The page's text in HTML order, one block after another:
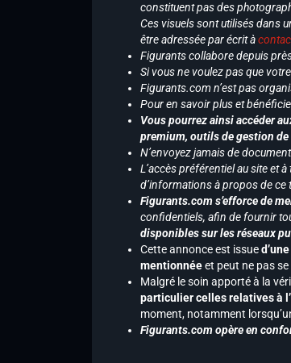
constituent pas des
Ces visuels sont utilisés dans
être adressée par écrit à
Figurants collabore depuis
Si vous ne voulez pas que
Figurants.com n’est pas
Pour en savoir plus et
Vous pourrez ainsi accéder
premium, outils de gestion
N’envoyez jamais de
L’accès préférentiel au site et
d’informations à propos de
Figurants.com s’efforce de
confidentiels, afin de fournir
disponibles sur les réseaux
Cette annonce est issue
mentionnéeet peut ne pas
Malgré le soin apporté à la
particulier celles relatives à
moment, notamment
Figurants.com opère en